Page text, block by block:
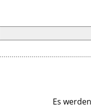
Es